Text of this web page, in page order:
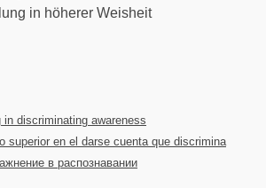
in höherer Weisheit
in discriminating awareness
superior en el darse cuenta que discrimina
в распознавании